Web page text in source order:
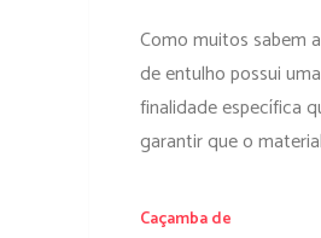
Como muitos sabem
de entulho possui uma
finalidade específica
garantir que o
Caçamba de